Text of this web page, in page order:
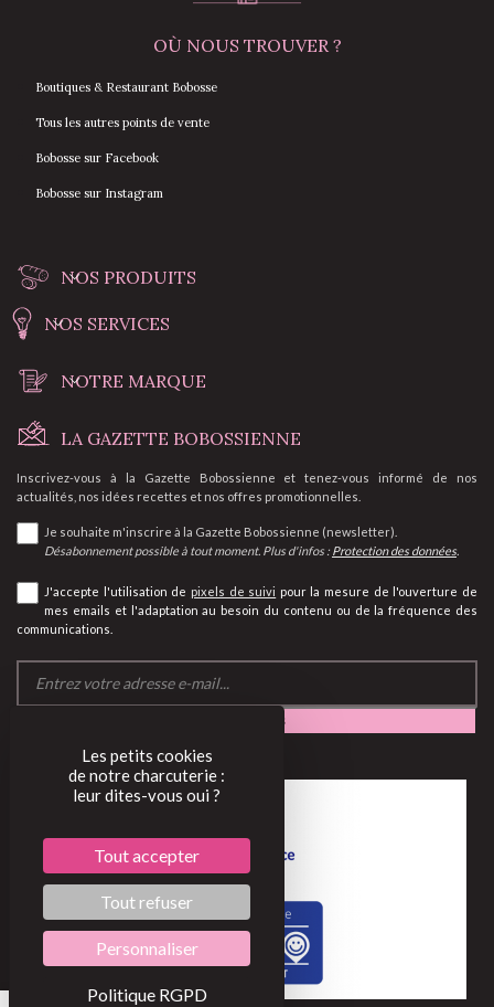
OÙ NOUS TROUVER ?
Boutiques & Restaurant Bobosse
Tous les autres points de vente
Bobosse sur Facebook
Bobosse sur Instagram
NOS PRODUITS
NOS SERVICES
NOTRE MARQUE
LA GAZETTE BOBOSSIENNE
Inscrivez-vous à la Gazette Bobossienne et tenez-vous informé de nos
actualités, nos idées recettes et nos offres promotionnelles.
Je souhaite m'inscrire à la Gazette Bobossienne (newsletter).
Désabonnement possible à tout moment. Plus d'infos : Protection des données.
J'accepte l'utilisation de pixels de suivi pour la mesure de l'ouverture de
mes emails et l'adaptation au besoin du contenu ou de la fréquence des
communications.
Les petits cookies
de notre charcuterie :
leur dites-vous oui ?
Tout accepter
Tout refuser
Personnaliser
Politique RGPD